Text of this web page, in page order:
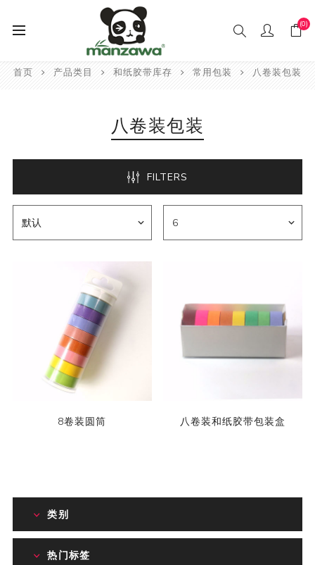
(0)
首页 产品类目 和纸胶带库存 常用包装 八卷装包装
八卷装包装
FILTERS
8卷装圆筒 八卷装和纸胶带包装盒
类别
热门标签